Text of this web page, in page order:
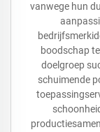
vanwege hun
boodschap
doelgroep
schuimende